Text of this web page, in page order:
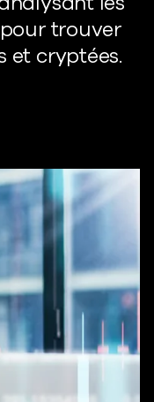
trouver
et cryptées.